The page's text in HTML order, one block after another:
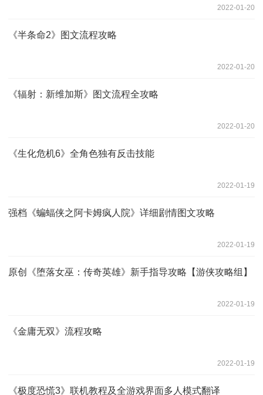
2022-01-20
《半条命2》图文流程攻略
2022-01-20
《辐射：新维加斯》图文流程全攻略
2022-01-20
《生化危机6》全角色独有反击技能
2022-01-19
强档《蝙蝠侠之阿卡姆疯人院》详细剧情图文攻略
2022-01-19
原创《堕落女巫：传奇英雄》新手指导攻略【游侠攻略组】
2022-01-19
《金庸无双》流程攻略
2022-01-19
《极度恐慌3》联机教程及全游戏界面多人模式翻译